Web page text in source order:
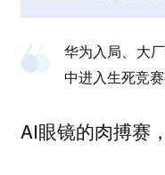
华为入局、大
中进入生死竞赛
AI眼镜的肉搏赛